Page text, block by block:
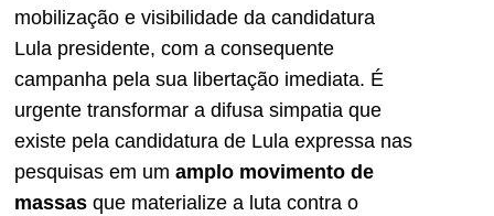
mobilização e visibilidade da candidatura
Lula presidente, com a consequente
campanha pela sua libertação imediata. É
urgente transformar a difusa simpatia que
existe pela candidatura de Lula expressa nas
pesquisas em um amplo movimento de
massas que materialize a luta contra o